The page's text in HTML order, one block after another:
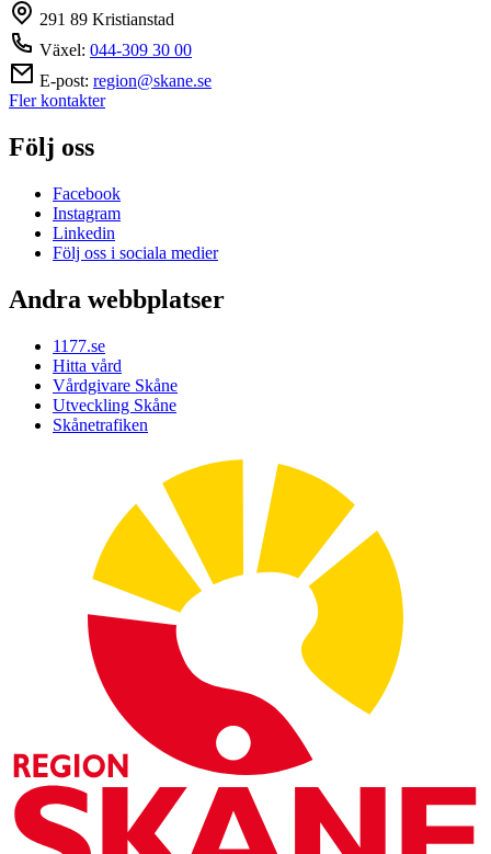
291 89 Kristianstad
Växel: 044-309 30 00
E-post: region@skane.se
Fler kontakter
Följ oss
Facebook
Instagram
Linkedin
Följ oss i sociala medier
Andra webbplatser
1177.se
Hitta vård
Vårdgivare Skåne
Utveckling Skåne
Skånetrafiken